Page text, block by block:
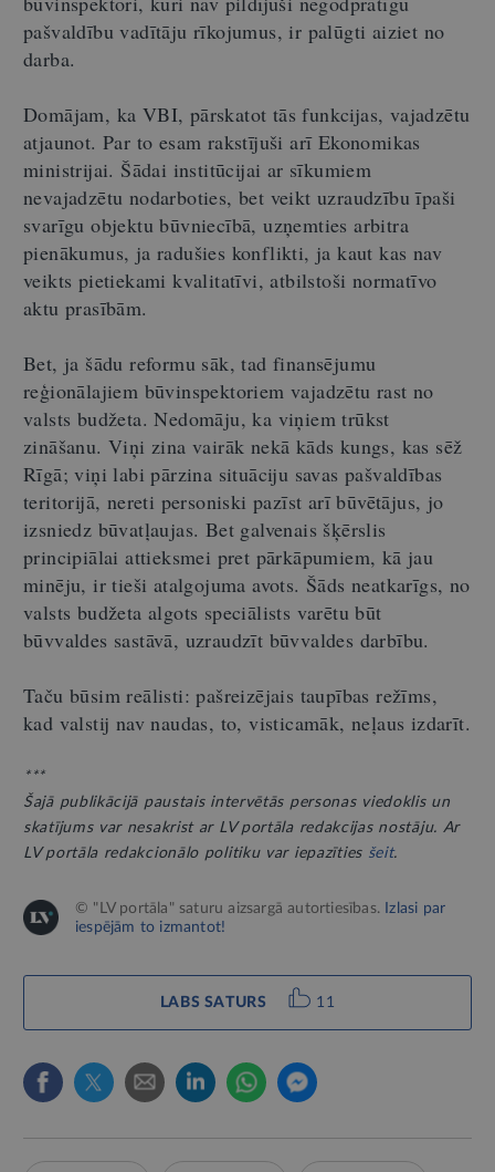
pašvaldību vadītāju rīkojumus, ir palūgti aiziet no
darba.
Domājam, ka VBI, pārskatot tās funkcijas, vajadzētu
atjaunot. Par to esam rakstījuši arī Ekonomikas
ministrijai. Šādai institūcijai ar sīkumiem
nevajadzētu nodarboties, bet veikt uzraudzību īpaši
svarīgu objektu būvniecībā, uzņemties arbitra
pienākumus, ja radušies konflikti, ja kaut kas nav
veikts pietiekami kvalitatīvi, atbilstoši normatīvo
aktu prasībām.
Bet, ja šādu reformu sāk, tad finansējumu
reģionālajiem būvinspektoriem vajadzētu rast no
valsts budžeta. Nedomāju, ka viņiem trūkst
zināšanu. Viņi zina vairāk nekā kāds kungs, kas sēž
Rīgā; viņi labi pārzina situāciju savas pašvaldības
teritorijā, nereti personiski pazīst arī būvētājus, jo
izsniedz būvatļaujas. Bet galvenais šķērslis
principiālai attieksmei pret pārkāpumiem, kā jau
minēju, ir tieši atalgojuma avots. Šāds neatkarīgs, no
valsts budžeta algots speciālists varētu būt
būvvaldes sastāvā, uzraudzīt būvvaldes darbību.
Taču būsim reālisti: pašreizējais taupības režīms,
kad valstij nav naudas, to, visticamāk, neļaus izdarīt.
***
Šajā publikācijā paustais intervētās personas viedoklis un
skatījums var nesakrist ar LV portāla redakcijas nostāju. Ar
LV portāla redakcionālo politiku var iepazīties šeit.
© "LV portāla" saturu aizsargā autortiesības. Izlasi par
iespējām to izmantot!
LABS SATURS 11